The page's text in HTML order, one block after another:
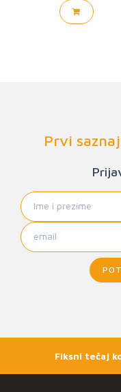
Prvi
Fiksni tečaj